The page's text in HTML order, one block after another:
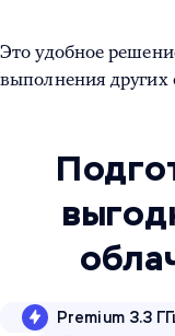
Это удобное
выполнения других
Premium 3.3